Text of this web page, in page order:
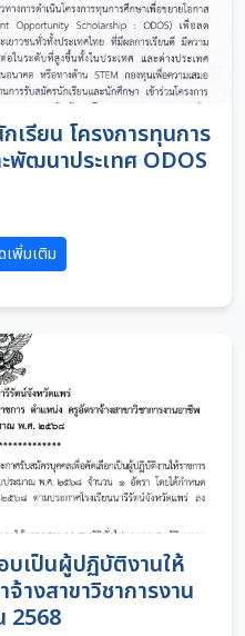
เรียน โครงการทุนการ
พัฒนาประเทศ ODOS
เพิ่มเติม
บเป็นผู้ปฏิบัติงานให้
างสาขาวิชาการงาน
2568